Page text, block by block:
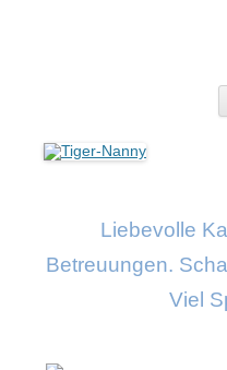
Liebevolle
Betreuungen.
Viel